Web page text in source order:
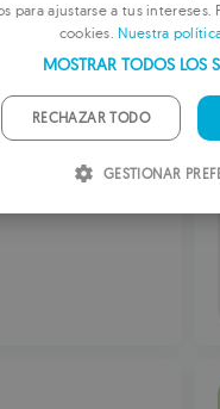
para ajustarse a tus
cookies. Nuestra
MOSTRAR TODOS LOS
RECHAZAR TODO
GESTIONAR